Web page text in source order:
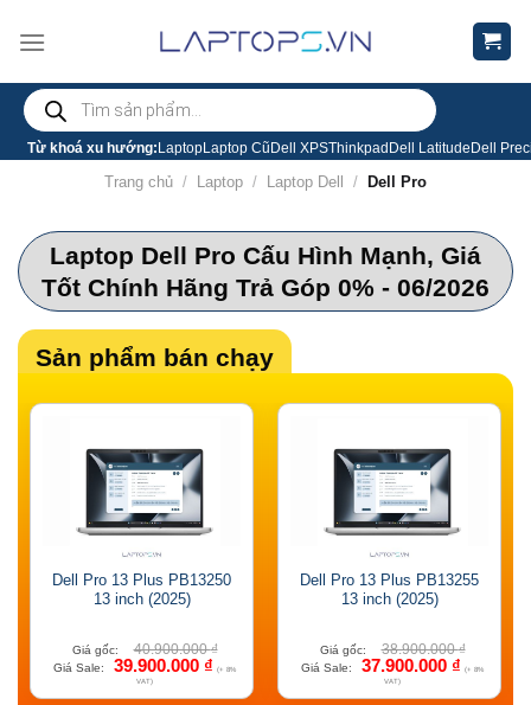
đến
dungTìm
kiếm
sản
phẩm
Từ khoá xu hướng: LaptopLaptop Cũ Dell XPSThinkpad Dell Latitude Dell
Trang chủ / Laptop / Laptop Dell / Dell Pro
Laptop Dell Pro Cấu Hình Mạnh, Giá
Tốt Chính Hãng Trả Góp 0% - 06/2026
Sản phẩm bán chạy
Dell Pro 13 Plus PB13250
13 inch (2025)
Giá gốc: 40.900.000₫
Giá Sale: 39.900.000 ₫
(+ 8%
VAT)
Dell Pro 13 Plus PB13255
13 inch (2025)
Giá gốc: 38.900.000₫
Giá Sale: 37.900.000 ₫
(+ 8%
VAT)